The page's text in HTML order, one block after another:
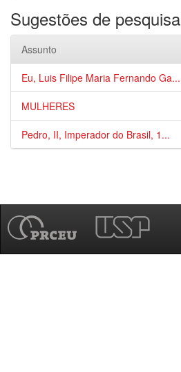
Sugestões de pesquisa
Assunto
Eu, Luis Filipe Maria Fernando Ga...
MULHERES
Pedro, II, Imperador do Brasil, 1...